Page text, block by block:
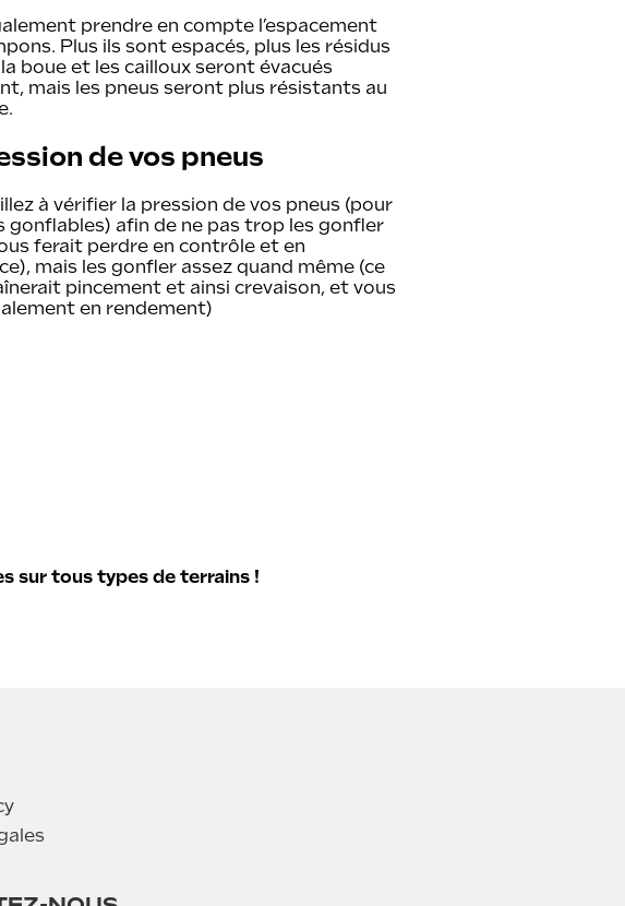
prendre en compte l’espacement
Plus ils sont espacés, plus les résidus
boue et les cailloux seront évacués
mais les pneus seront plus résistants au
de vos pneus
à vérifier la pression de vos pneus (pour
gonflables) afin de ne pas trop les gonfler
ferait perdre en contrôle et en
mais les gonfler assez quand même (ce
pincement et ainsi crevaison, et vous
en rendement)
sur tous types de terrains !